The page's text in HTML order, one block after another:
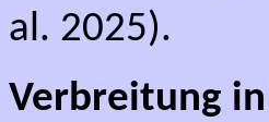
al. 2025).
Verbreitung